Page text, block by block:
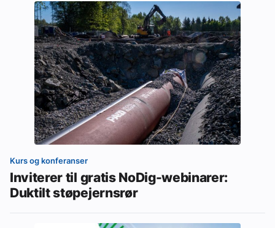
Kurs og konferanser
Inviterer til gratis NoDig-webinarer:
Duktilt støpejernsrør